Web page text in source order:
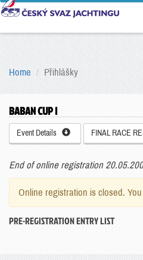
Home Přihlášky
BABAN CUP I
Event Details FINAL RACE
End of online registration
Online registration is closed.
PRE-REGISTRATION ENTRY LIST